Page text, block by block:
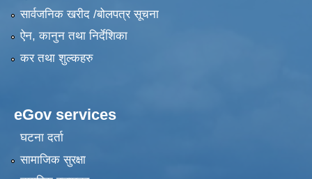
सार्वजनिक खरीद /बोलपत्र सूचना
ऐन, कानुन तथा निर्देशिका
कर तथा शुल्कहरु
eGov services
घटना दर्ता
सामाजिक सुरक्षा